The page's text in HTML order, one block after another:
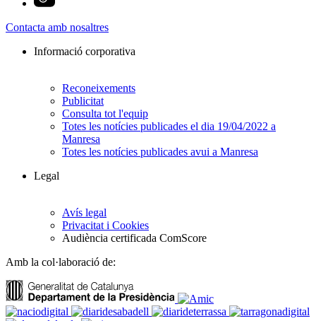
Contacta amb nosaltres
Informació corporativa
Reconeixements
Publicitat
Consulta tot l'equip
Totes les notícies publicades el dia 19/04/2022 a
Manresa
Totes les notícies publicades avui a Manresa
Legal
Avís legal
Privacitat i Cookies
Audiència certificada ComScore
Amb la col·laboració de: